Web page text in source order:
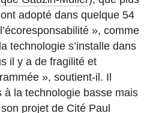
adopté dans quelque 54
», comme
technologie s’installe dans
il y a de fragilité et
», soutient-il. Il
à la technologie basse mais
projet de Cité Paul